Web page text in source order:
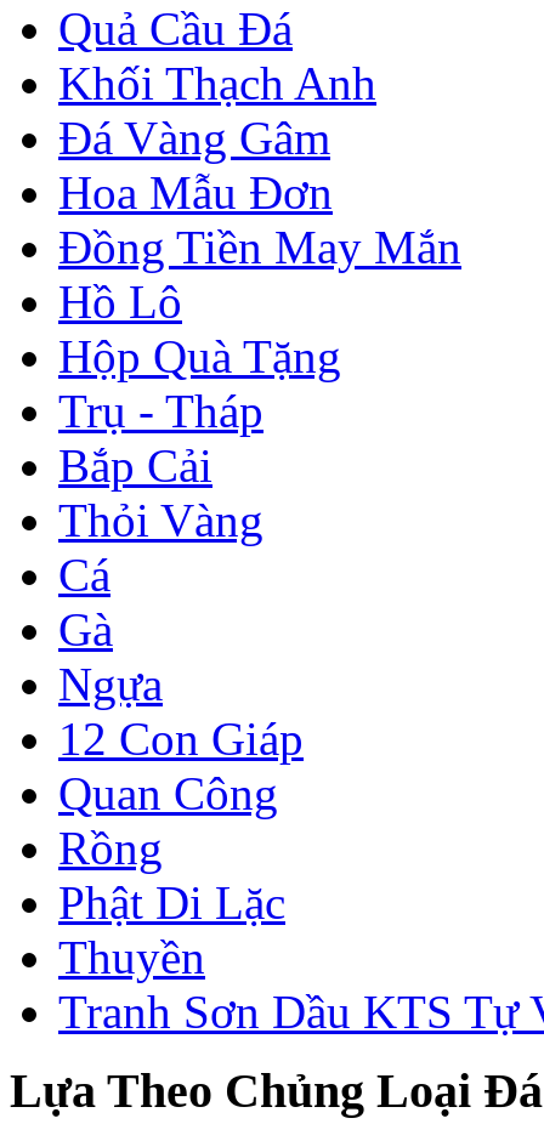
Quả Cầu Đá
Khối Thạch Anh
Đá Vàng Gâm
Hoa Mẫu Đơn
Đồng Tiền May Mắn
Hồ Lô
Hộp Quà Tặng
Trụ - Tháp
Bắp Cải
Thỏi Vàng
Cá
Gà
Ngựa
12 Con Giáp
Quan Công
Rồng
Phật Di Lặc
Thuyền
Tranh Sơn Dầu KTS Tự
Lựa Theo Chủng Loại Đá